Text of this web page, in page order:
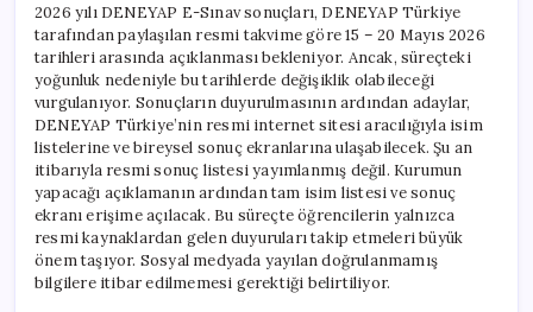
2026 yılı DENEYAP E-Sınav sonuçları, DENEYAP Türkiye
tarafından paylaşılan resmi takvime göre 15 – 20 Mayıs 2026
tarihleri arasında açıklanması bekleniyor. Ancak, süreçteki
yoğunluk nedeniyle bu tarihlerde değişiklik olabileceği
vurgulanıyor. Sonuçların duyurulmasının ardından adaylar,
DENEYAP Türkiye’nin resmi internet sitesi aracılığıyla isim
listelerine ve bireysel sonuç ekranlarına ulaşabilecek. Şu an
itibarıyla resmi sonuç listesi yayımlanmış değil. Kurumun
yapacağı açıklamanın ardından tam isim listesi ve sonuç
ekranı erişime açılacak. Bu süreçte öğrencilerin yalnızca
resmi kaynaklardan gelen duyuruları takip etmeleri büyük
önem taşıyor. Sosyal medyada yayılan doğrulanmamış
bilgilere itibar edilmemesi gerektiği belirtiliyor.